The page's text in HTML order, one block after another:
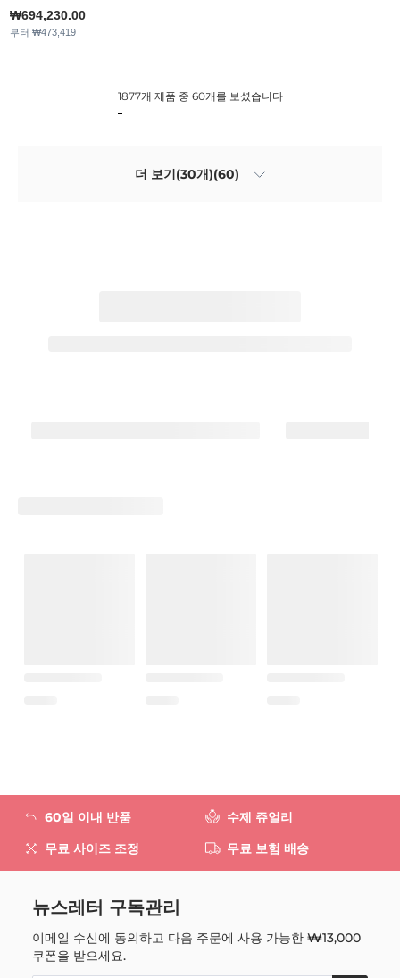
₩694,230.00
부터 ₩473,419
1877개 제품 중 60개를 보셨습니다
더 보기(30개)(60)
60일 이내 반품
무료 사이즈 조정
수제 쥬얼리
무료 보험 배송
뉴스레터 구독관리
이메일 수신에 동의하고 다음 주문에 사용 가능한₩13,000
쿠폰을 받으세요.